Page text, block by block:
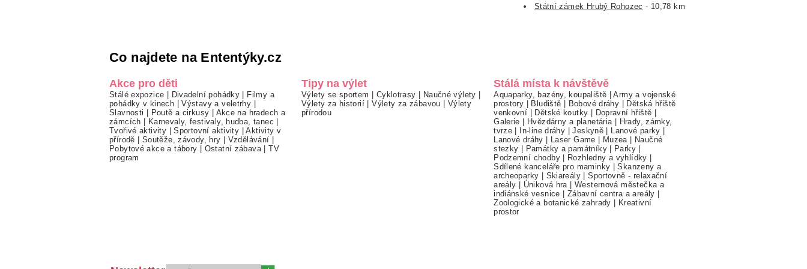
Státní zámek Hrubý Rohozec - 10,78 km
Co najdete na Ententýky.cz
Akce pro děti
Stálé expozice | Divadelní pohádky | Filmy a
pohádky v kinech |Výstavy a veletrhy |
Slavnosti | Poutě a cirkusy | Akce na hradech a
zámcích | Karnevaly, festivaly, hudba, tanec |
Tvořivé aktivity |Sportovní aktivity |Aktivity v
přírodě | Soutěže, závody, hry | Vzdělávání |
Pobytové akce a tábory | Ostatní zábava |TV
program
Tipy na výlet
Výlety se sportem | Cyklotrasy | Naučné výlety |
Výlety za historií |Výlety za zábavou | Výlety
přírodou
Stálá místa k návštěvě
Aquaparky, bazény, koupaliště |Army a vojenské
prostory | Bludiště | Bobové dráhy | Dětská hřiště
venkovní | Dětské koutky | Dopravní hřiště |
Galerie | Hvězdárny a planetária | Hrady, zámky,
tvrze | In-line dráhy |Jeskyně | Lanové parky |
Lanové dráhy | Laser Game | Muzea | Naučné
stezky | Památky a památníky| Parky |
Podzemní chodby| Rozhledny a vyhlídky |
Sdílené kanceláře pro maminky |Skanzeny a
archeoparky | Skiareály |Sportovně - relaxační
areály | Úniková hra |Westernová městečka a
indiánské vesnice | Zábavní centra a areály |
Zoologické a botanické zahrady | Kreativní
prostor